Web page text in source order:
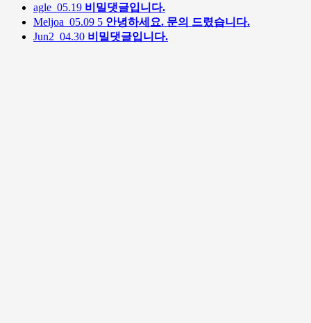
agle 05.19 비밀댓글입니다.
Meljoa 05.09 5 안녕하세요. 문의 드렸습니다.
Jun2 04.30 비밀댓글입니다.